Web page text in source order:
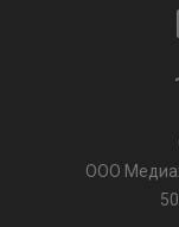
ООО